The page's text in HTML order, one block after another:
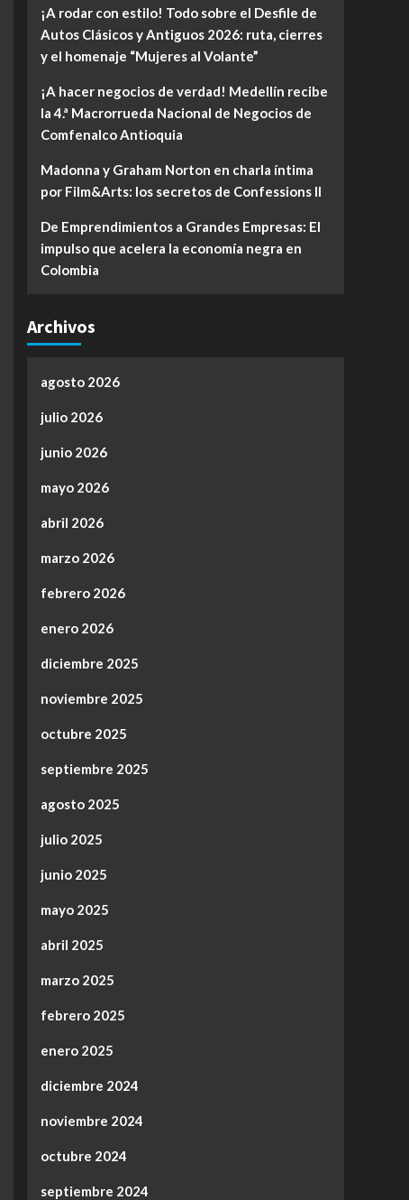
¡A rodar con estilo! Todo sobre el Desfile de
Autos Clásicos y Antiguos 2026: ruta, cierres
y el homenaje “Mujeres al Volante”
¡A hacer negocios de verdad! Medellín recibe
la 4.ª Macrorrueda Nacional de Negocios de
Comfenalco Antioquia
Madonna y Graham Norton en charla íntima
por Film&Arts: los secretos de Confessions II
De Emprendimientos a Grandes Empresas: El
impulso que acelera la economía negra en
Colombia
Archivos
agosto 2026
julio 2026
junio 2026
mayo 2026
abril 2026
marzo 2026
febrero 2026
enero 2026
diciembre 2025
noviembre 2025
octubre 2025
septiembre 2025
agosto 2025
julio 2025
junio 2025
mayo 2025
abril 2025
marzo 2025
febrero 2025
enero 2025
diciembre 2024
noviembre 2024
octubre 2024
septiembre 2024